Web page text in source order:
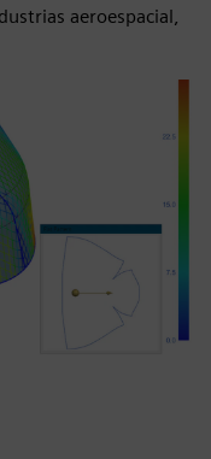
aeroespacial,